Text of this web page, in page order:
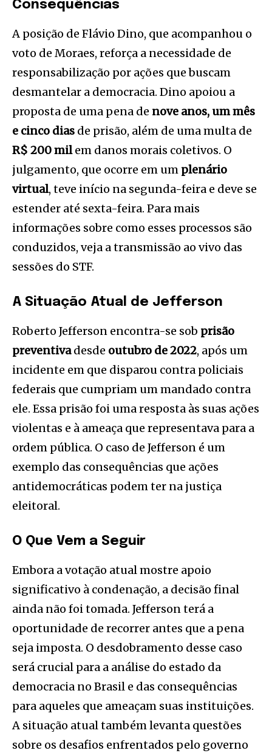
Consequências
A posição de Flávio Dino, que acompanhou o
voto de Moraes, reforça a necessidade de
responsabilização por ações que buscam
desmantelar a democracia. Dino apoiou a
proposta de uma pena de nove anos, um mês
e cinco dias de prisão, além de uma multa de
R$ 200 milem danos morais coletivos. O
julgamento, que ocorre em um plenário
virtual, teve início na segunda-feira e deve se
estender até sexta-feira. Para mais
informações sobre como esses processos são
conduzidos, veja a transmissão ao vivo das
sessões do STF.
A Situação Atual de Jefferson
Roberto Jefferson encontra-se sob prisão
preventivadesde outubro de 2022, após um
incidente em que disparou contra policiais
federais que cumpriam um mandado contra
ele. Essa prisão foi uma resposta às suas ações
violentas e à ameaça que representava para a
ordem pública. O caso de Jefferson é um
exemplo das consequências que ações
antidemocráticas podem ter na justiça
eleitoral.
O Que Vem a Seguir
Embora a votação atual mostre apoio
significativo à condenação, a decisão final
ainda não foi tomada. Jefferson terá a
oportunidade de recorrer antes que a pena
seja imposta. O desdobramento desse caso
será crucial para a análise do estado da
democracia no Brasil e das consequências
para aqueles que ameaçam suas instituições.
A situação atual também levanta questões
sobre os desafios enfrentados pelo governo